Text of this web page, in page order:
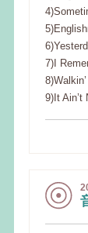
7)I
9)It Ain’t